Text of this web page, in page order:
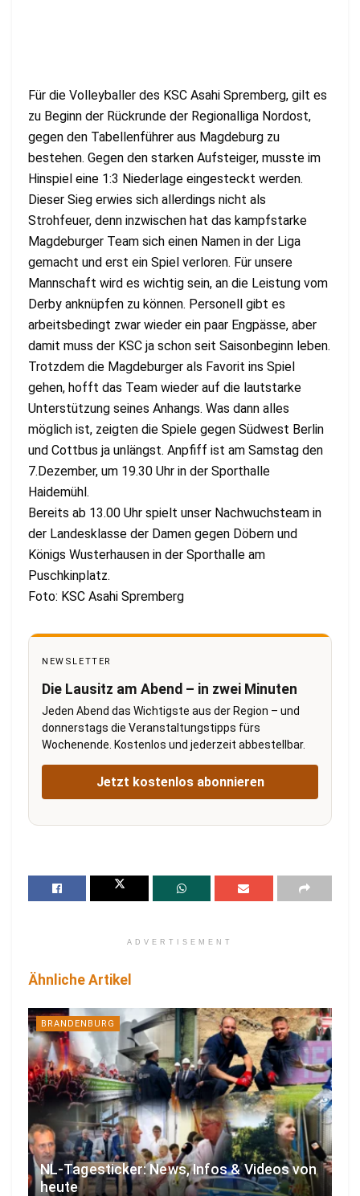
Für die Volleyballer des KSC Asahi Spremberg, gilt es
zu Beginn der Rückrunde der Regionalliga Nordost,
gegen den Tabellenführer aus Magdeburg zu
bestehen. Gegen den starken Aufsteiger, musste im
Hinspiel eine 1:3 Niederlage eingesteckt werden.
Dieser Sieg erwies sich allerdings nicht als
Strohfeuer, denn inzwischen hat das kampfstarke
Magdeburger Team sich einen Namen in der Liga
gemacht und erst ein Spiel verloren. Für unsere
Mannschaft wird es wichtig sein, an die Leistung vom
Derby anknüpfen zu können. Personell gibt es
arbeitsbedingt zwar wieder ein paar Engpässe, aber
damit muss der KSC ja schon seit Saisonbeginn leben.
Trotzdem die Magdeburger als Favorit ins Spiel
gehen, hofft das Team wieder auf die lautstarke
Unterstützung seines Anhangs. Was dann alles
möglich ist, zeigten die Spiele gegen Südwest Berlin
und Cottbus ja unlängst. Anpfiff ist am Samstag den
7.Dezember, um 19.30 Uhr in der Sporthalle
Haidemühl.
Bereits ab 13.00 Uhr spielt unser Nachwuchsteam in
der Landesklasse der Damen gegen Döbern und
Königs Wusterhausen in der Sporthalle am
Puschkinplatz.
Foto: KSC Asahi Spremberg
NEWSLETTER
Die Lausitz am Abend – in zwei Minuten
Jeden Abend das Wichtigste aus der Region – und
donnerstags die Veranstaltungstipps fürs
Wochenende. Kostenlos und jederzeit abbestellbar.
Jetzt kostenlos abonnieren
ADVERTISEMENT
Ähnliche Artikel
BRANDENBURG
NL-Tagesticker: News, Infos & Videos von
heute